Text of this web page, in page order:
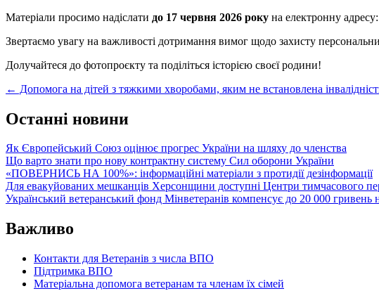
Матеріали просимо надіслати до 17 червня 2026 року на електронну адресу:
Звертаємо увагу на важливості дотримання вимог щодо захисту
Долучайтеся до фотопроєкту та поділіться історією своєї родини!
Post
navigation
← Допомога на дітей з тяжкими хворобами, яким не встановлена
Останні новини
Як Європейський Союз оцінює прогрес України на шляху до членства
Що варто знати про нову контрактну систему Сил оборони України
«ПОВЕРНИСЬ НА 100%»: інформаційні матеріали з протидії дезінформації
Для евакуйованих мешканців Херсонщини доступні Центри тимчасового
Український ветеранський фонд Мінветеранів компенсує до 20 000 гривень
Важливо
Контакти для Ветеранів з числа ВПО
Підтримка ВПО
Матеріальна допомога ветеранам та членам їх сімей